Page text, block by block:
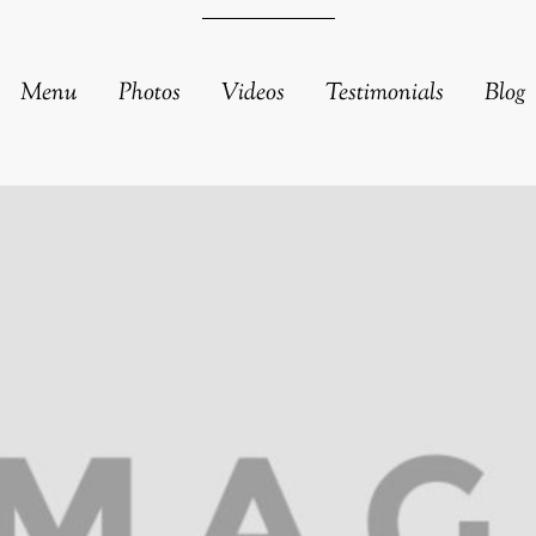
Menu Photos Videos Testimonials Blog